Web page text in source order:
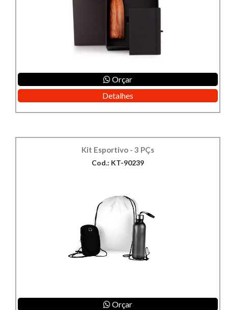
Orçar
Detalhes
Kit Esportivo - 3 PÇs
Cod.: KT-90239
Orçar